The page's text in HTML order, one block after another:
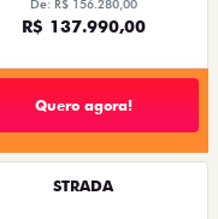
De: R$ 156.280,00
R$ 137.990,00
Quero agora!
STRADA